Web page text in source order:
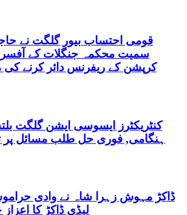
قومی احتساب بیور گلگت نے
سمیت محکمہ جنگلات کے
کرپشن کے ریفرنس دائر کرنے
کنٹریکٹرز ایسوسی ایشن گلگت
ہنگامی, فوری حل طلب مسائل پر
ڈاکڑ مہوش زہرا شاہ نے وادی
لیڈی ڈاکڑ کا